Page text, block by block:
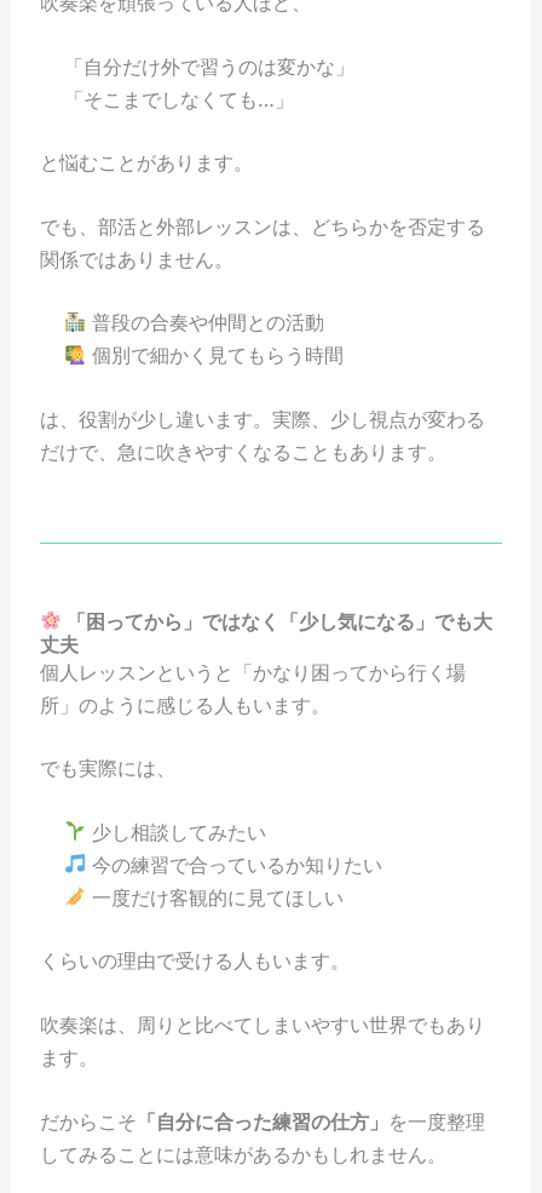
「自分だけ外で習うのは変かな」
「そこまでしなくても…」
と悩むことがあります。
でも、部活と外部レッスンは、どちらかを否定する
関係ではありません。
普段の合奏や仲間との活動
個別で細かく見てもらう時間
は、役割が少し違います。実際、少し視点が変わる
だけで、急に吹きやすくなることもあります。
「困ってから」ではなく「少し気になる」でも大
丈夫
個人レッスンというと「かなり困ってから行く場
所」のように感じる人もいます。
でも実際には、
少し相談してみたい
今の練習で合っているか知りたい
一度だけ客観的に見てほしい
くらいの理由で受ける人もいます。
吹奏楽は、周りと比べてしまいやすい世界でもあり
ます。
だからこそ 「自分に合った練習の仕方」 を一度整理
してみることには意味があるかもしれません。